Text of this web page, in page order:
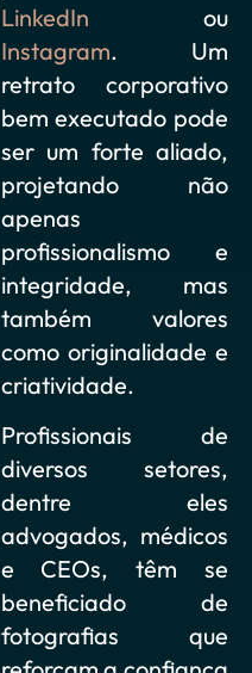
LinkedIn ou
Instagram. Um
retrato corporativo
bem executado pode
ser um forte aliado,
projetando não
apenas
profissionalismo e
integridade, mas
também valores
como originalidade e
criatividade.
Profissionais de
diversos setores,
dentre eles
advogados, médicos
e CEOs, têm se
beneficiado de
fotografias que